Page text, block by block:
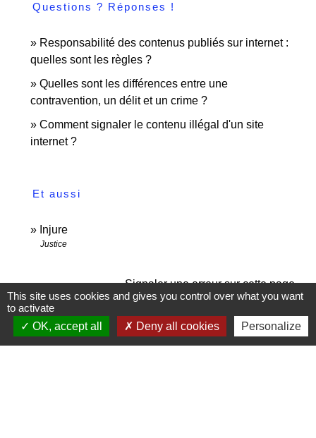
Questions ? Réponses !
Responsabilité des contenus publiés sur internet :
quelles sont les règles ?
Quelles sont les différences entre une
contravention, un délit et un crime ?
Comment signaler le contenu illégal d'un site
internet ?
Et aussi
Injure
Justice
Signaler une erreur sur cette page
This site uses cookies and gives you control over what you want
to activate
OK, accept all
Deny all cookies Personalize